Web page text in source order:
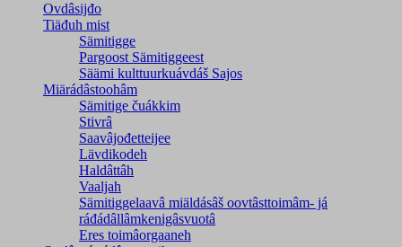
Ovdâsijđo
Tiäđuh mist
Sämitigge
Pargoost Sämitiggeest
Säämi kulttuurkuávdáš Sajos
Miärádâstoohâm
Sämitige čuákkim
Stivrâ
Saavâjođetteijee
Lävdikodeh
Haldâttâh
Vaaljah
Sämitiggelaavâ miäldásâš oovtâsttoimâm- já
ráđádâllâmkenigâsvuotâ
Eres toimâorgaaneh